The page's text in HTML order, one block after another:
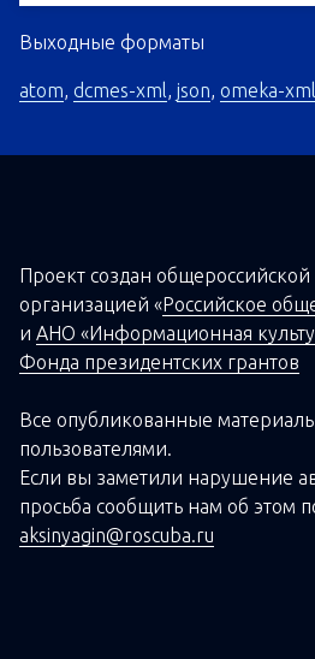
Выходные форматы
atom, dcmes-xml, json, omeka-xml
Проект создан общероссийской
организацией «Российское
и АНО «Информационная
Фонда президентских грантов
Все опубликованные
пользователями.
Если вы заметили нарушение
просьба сообщить нам об этом
aksinyagin@roscuba.ru